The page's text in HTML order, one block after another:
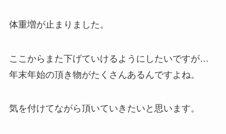
体重増が止まりました。
ここからまた下げていけるようにしたいですが…
年末年始の頂き物がたくさんあるんですよね。
気を付けてながら頂いていきたいと思います。